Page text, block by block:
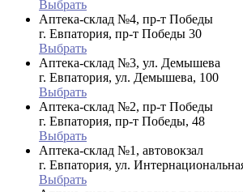
Выбрать
Аптека-склад №4, пр-т Победы
г. Евпатория, пр-т Победы 30
Выбрать
Аптека-склад №3, ул. Демышева
г. Евпатория, ул. Демышева, 100
Выбрать
Аптека-склад №2, пр-т Победы
г. Евпатория, пр-т Победы, 48
Выбрать
Аптека-склад №1, автовокзал
г. Евпатория, ул.
Выбрать